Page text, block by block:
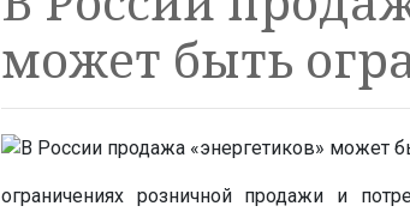
может быть
ограничениях розничной продажи и